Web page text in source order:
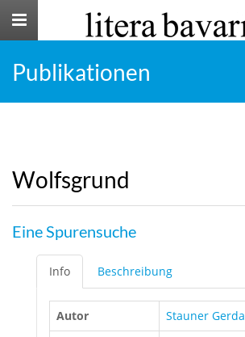
Toggle
Publikationen
Wolfsgrund
Eine Spurensuche
Info Beschreibung
Autor
Stauner Gerda